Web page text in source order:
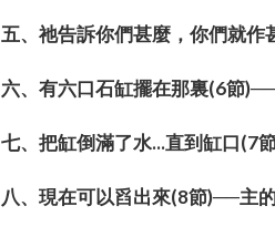
五、祂告訴你們甚麼，你們就
六、有六口石缸擺在那裏(6節
七、把缸倒滿了水...直到缸口(7
八、現在可以舀出來(8節)──主